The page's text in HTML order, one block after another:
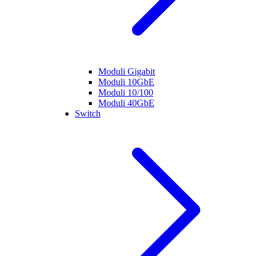
Moduli Gigabit
Moduli 10GbE
Moduli 10/100
Moduli 40GbE
Switch